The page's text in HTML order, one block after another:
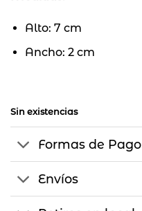
Alto: 7 cm
Ancho: 2 cm
Sin existencias
Formas de Pago
Envíos